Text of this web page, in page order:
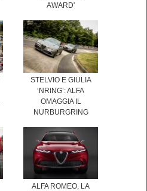
AWARD'
STELVIO E GIULIA
‘NRING’: ALFA
OMAGGIA IL
NURBURGRING
ALFA ROMEO, LA